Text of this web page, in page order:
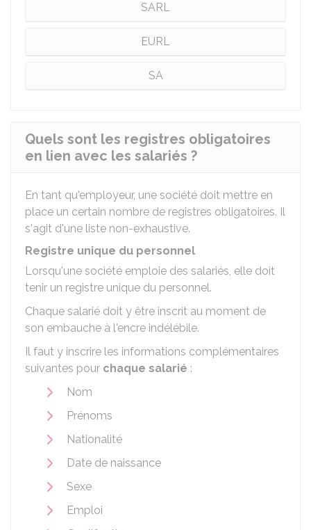
SARL
EURL
SA
Quels sont les registres obligatoires
en lien avec les salariés ?
En tant qu'employeur, une société doit mettre en
place un certain nombre de registres obligatoires. Il
s'agit d'une liste non-exhaustive.
Registre unique du personnel
Lorsqu'une société emploie des salariés, elle doit
tenir un registre unique du personnel.
Chaque salarié doit y être inscrit au moment de
son embauche à l'encre indélébile.
Il faut y inscrire les informations complémentaires
suivantes pour chaque salarié :
Nom
Prénoms
Nationalité
Date de naissance
Sexe
Emploi